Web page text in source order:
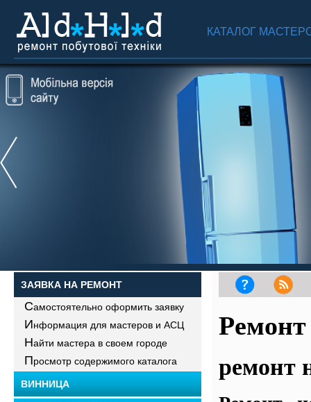
КАТАЛОГ
ЗАЯВКА НА РЕМОНТ
Самостоятельно оформить заявку
Информация для мастеров и АСЦ
Найти мастера в своем городе
Просмотр содержимого каталога
ВИННИЦА
Ремонт
ремонт